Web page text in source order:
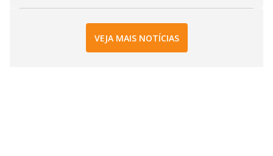
VEJA MAIS NOTÍCIAS